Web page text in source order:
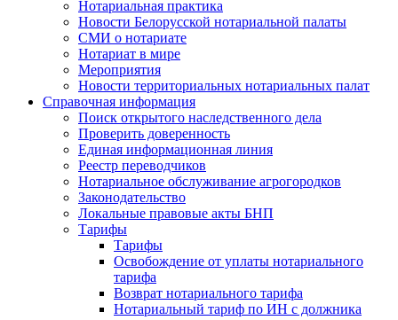
Нотариальная практика
Новости Белорусской нотариальной палаты
СМИ о нотариате
Нотариат в мире
Мероприятия
Новости территориальных нотариальных палат
Справочная информация
Поиск открытого наследственного дела
Проверить доверенность
Единая информационная линия
Реестр переводчиков
Нотариальное обслуживание агрогородков
Законодательство
Локальные правовые акты БНП
Тарифы
Тарифы
Освобождение от уплаты нотариального
тарифа
Возврат нотариального тарифа
Нотариальный тариф по ИН с должника